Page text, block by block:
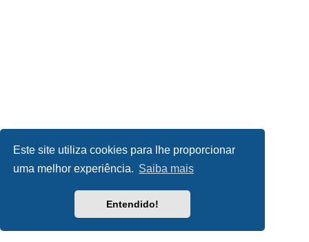
Este site utiliza cookies para lhe proporcionar
uma melhor experiência. Saiba mais
Entendido!